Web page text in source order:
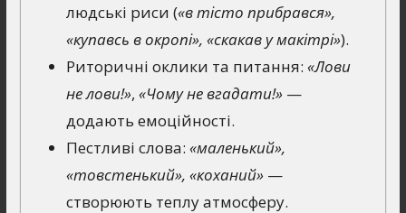
людські риси («в тісто прибрався»,
«купавсь в окропі», «скакав у макітрі»).
Риторичні оклики та питання: «Лови
не лови!», «Чому не вгадати!»—
додають емоційності.
Пестливі слова: «маленький»,
«товстенький», «коханий»—
створюють теплу атмосферу.